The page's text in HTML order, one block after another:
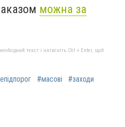
можна за
текст і натисніть Ctrl + Enter, щоб
#масові
#заходи